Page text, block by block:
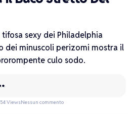
sexy dei Philadelphia
dei minuscoli perizomi mostra il
culo sodo.
ViewsNessun commento